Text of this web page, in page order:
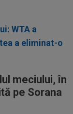
WTA a
a eliminat-o
meciului, în
pe Sorana